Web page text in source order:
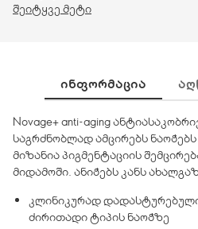
შეიტყვე მეტი
ᲘᲜᲤᲝᲠᲛᲐᲪᲘᲐ
Novage+ anti-aging
საგრძნობლად ამცირებს
მიზანია პიგმენტაციის
მიდამოში. ანიჭებს კანს
კლინიკურად
ძირითადი ტიპის ნაოჭზე